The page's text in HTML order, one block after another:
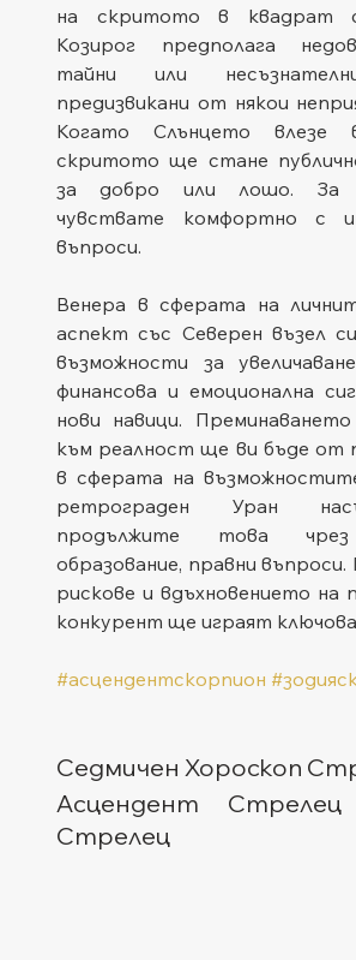
на скритото в квадрат
Козирог предполага
тайни или
предизвикани от някои
Когато Слънцето влезе
скритото ще стане
за добро или лошо. За
чувствате комфортно с
въпроси.
Венера в сферата на
аспект със Северен възел
възможности за
финансова и емоционална
нови навици.
към реалност ще ви бъде от
в сферата на
ретрограден Уран
продължите това чрез
образование, правни
рискове и вдъхновението на
конкурент ще играят
#асцендентскорпион
Седмичен Хороскоп
Асцендент
Стрелец